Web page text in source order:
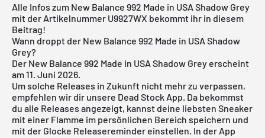
Alle Infos zum New Balance 992 Made in USA Shadow Grey
mit der Artikelnummer U9927WX bekommt ihr in diesem
Beitrag!
Wann droppt der New Balance 992 Made in USA Shadow
Grey?
Der New Balance 992 Made in USA Shadow Grey erscheint
am 11. Juni 2026.
Um solche Releases in Zukunft nicht mehr zu verpassen,
empfehlen wir dir unsere Dead Stock App. Da bekommst
du alle Releases angezeigt, kannst deine liebsten Sneaker
mit einer Flamme im persönlichen Bereich speichern und
mit der Glocke Releasereminder einstellen. In der App